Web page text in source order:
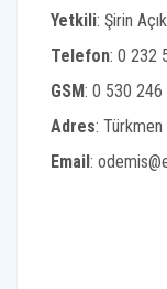
Yetkili: Şirin
Telefon: 0 232
GSM: 0 530 246
Adres:
Email: